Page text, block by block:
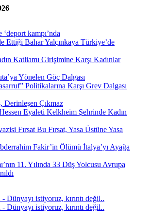
kampı’nda
Ettiği Bahar Yalçınkaya Türkiye’de
Katliamı Girişimine Karşı Kadınlar
Yönelen Göç Dalgası
Politikalarına Karşı Grev Dalgası
Derinleşen Çıkmaz
Eyaleti Kelkheim Şehrinde Kadın
Fırsat Bu Fırsat, Yasa Üstüne Yasa
Fakir’in Ölümü İtalya’yı Ayağa
11. Yılında 33 Düş Yolcusu Avrupa